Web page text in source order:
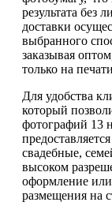
результата без
доставки
выбранного
заказывая
только на
Для удобства
который
фотографий 13
свадебные,
высоком
оформление
размещения на